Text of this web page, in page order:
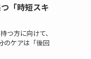
「時短スキ
つ方に向けて、
のケアは「後回